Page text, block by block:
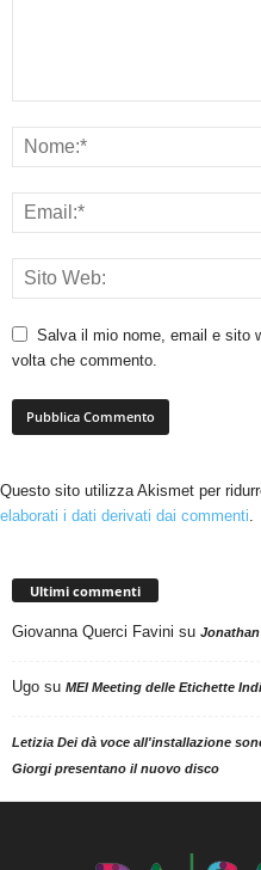
Salva il mio nome, email e sito
volta che commento.
Questo sito utilizza Akismet per
elaborati i dati derivati dai commenti
Ultimi commenti
Giovanna Querci Favini su
Ugo su MEI Meeting delle Etichette
Letizia Dei dà voce all'installazione
Giorgi presentano il nuovo disco